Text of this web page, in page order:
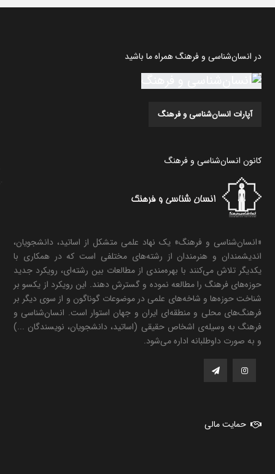
در انسان‌شناسی و فرهنگ همراه ما باشید
آپارات انسان‌شناسی و فرهنگ
کانون انسان‌شناسی و فرهنگ
«انسان‌شناسی و فرهنگ» یک نهاد علمی متشکل از اساتید، دانشجویان،
اندیشمندان و هنرمندان از رشته‌های مختلفی است که در همکاری با
یکدیگر تلاش می‌کنند با بهره‌مندی از مطالعات بین رشته‌ای، رویکرد جدید
حوزه‌های فرهنگ را مطالعه نموده و گسترش دهند. این رویکرد از یکسو بر
شناخت حوزه‌ها و شاخه‌های علمی در موضوعات گوناگون و از سوی دیگر بر
فرهنگ‌های محلی و منطقه‌ای ایران و جهان استوار است. انسان‌شناسی و
فرهنگ به وسیله‌ی اشخاص حقیقی (اساتید، دانشجویان، نویسندگان ...)
و به صورت داوطلبانه اداره می‌شود.
حمایت مالی